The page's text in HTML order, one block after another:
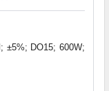
±5%; DO15; 600W;